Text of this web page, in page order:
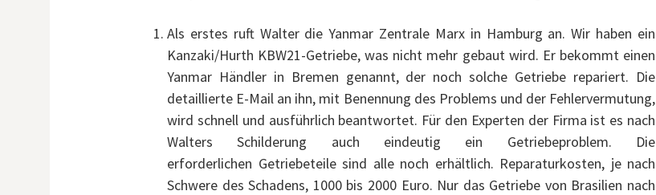
Als erstes ruft Walter die Yanmar Zentrale Marx in Hamburg an. Wir haben ein
Kanzaki/Hurth KBW21-Getriebe, was nicht mehr gebaut wird. Er bekommt einen
Yanmar Händler in Bremen genannt, der noch solche Getriebe repariert. Die
detaillierte E-Mail an ihn, mit Benennung des Problems und der Fehlervermutung,
wird schnell und ausführlich beantwortet. Für den Experten der Firma ist es nach
Walters Schilderung auch eindeutig ein Getriebeproblem. Die
erforderlichen Getriebeteile sind alle noch erhältlich. Reparaturkosten, je nach
Schwere des Schadens, 1000 bis 2000 Euro. Nur das Getriebe von Brasilien nach